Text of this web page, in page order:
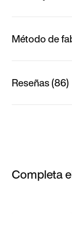
Método de
Reseñas (86)
Completa